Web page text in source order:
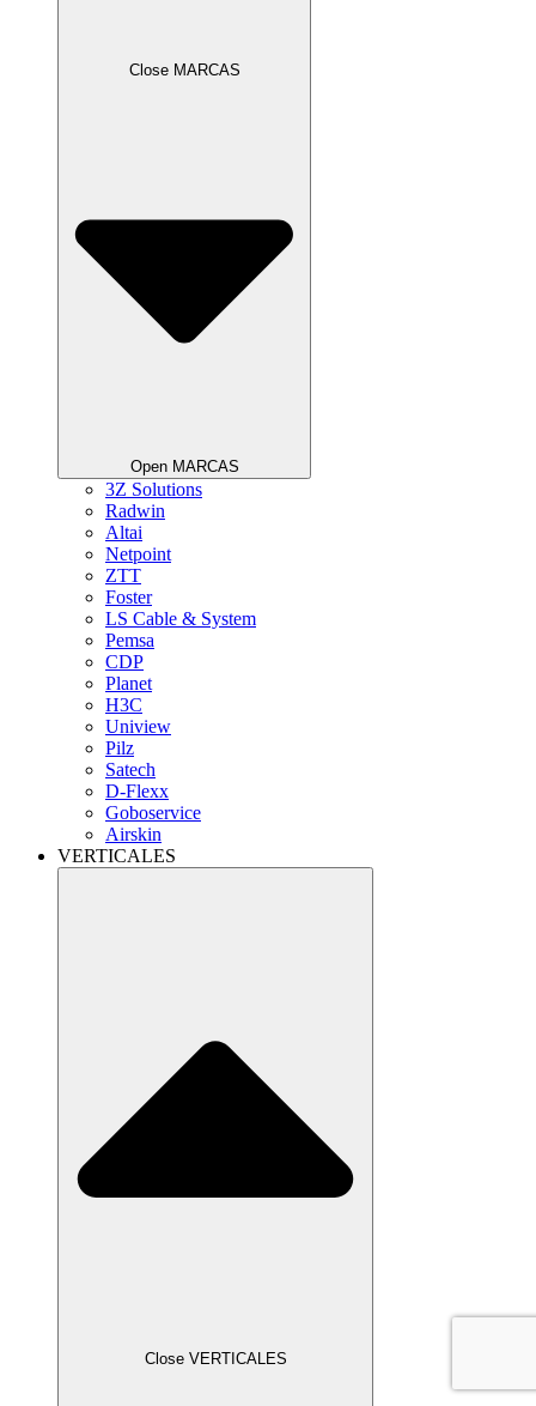
Close MARCAS
Open MARCAS
3Z Solutions
Radwin
Altai
Netpoint
ZTT
Foster
LS Cable & System
Pemsa
CDP
Planet
H3C
Uniview
Pilz
Satech
D-Flexx
Goboservice
Airskin
VERTICALES
Close VERTICALES